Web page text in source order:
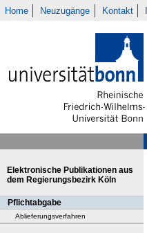
Home Neuzugänge Kontakt
Elektronische Publikationen aus
dem Regierungsbezirk Köln
Pflichtabgabe
Ablieferungsverfahren